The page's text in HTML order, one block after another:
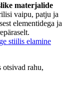
materjalide
vaipu, patju ja
elementidega ja
stiilis elamine
rahu,